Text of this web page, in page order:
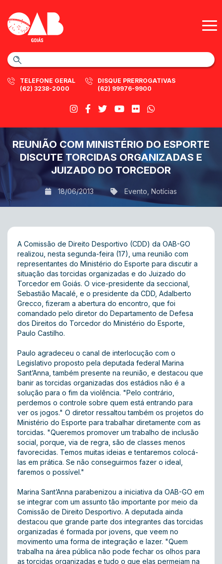
TELEFONE GERAL
(62) 3238-2000
DISQUE PRERROGATIVAS
(62) 99976-9900
REUNIÃO COM MINISTÉRIO DO ESPORTE
DISCUTE TORCIDAS ORGANIZADAS E
JUIZADO DO TORCEDOR
18/06/2013 Evento Notícias
A Comissão de Direito Desportivo (CDD) da OAB-GO
realizou, nesta segunda-feira (17), uma reunião com
representantes do Ministério do Esporte para discutir a
situação das torcidas organizadas e do Juizado do
Torcedor em Goiás. O vice-presidente da seccional,
Sebastião Macalé, e o presidente da CDD, Adalberto
Grecco, fizeram a abertura do encontro, que foi
comandado pelo diretor do Departamento de Defesa
dos Direitos do Torcedor do Ministério do Esporte,
Paulo Castilho.
Paulo agradeceu o canal de interlocução com o
Legislativo proposto pela deputada federal Marina
Sant’Anna, também presente na reunião, e destacou que
banir as torcidas organizadas dos estádios não é a
solução para o fim da violência. "Pelo contrário,
perdemos o controle sobre quem está entrando para
ver os jogos." O diretor ressaltou também os projetos do
Ministério do Esporte para trabalhar diretamente com as
torcidas. "Queremos promover um trabalho de inclusão
social, porque, via de regra, são de classes menos
favorecidas. Temos muitas ideias e tentaremos colocá-
las em prática. Se não conseguirmos fazer o ideal,
faremos o possível."
Marina Sant’Anna parabenizou a iniciativa da OAB-GO em
se integrar com um assunto tão importante por meio da
Comissão de Direito Desportivo. A deputada ainda
destacou que grande parte dos integrantes das torcidas
organizadas é formada por jovens, que veem no
movimento uma forma de integração e lazer. "Quem
trabalha na área pública não pode fechar os olhos para
as torcidas organizadas e tudo o que elas permeiam na